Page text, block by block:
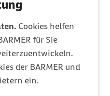
Cookies helfen
für Sie
der BARMER und
ein.
schlägt durch
das Herz
den Stoffwechsel
Blutdruck wieder